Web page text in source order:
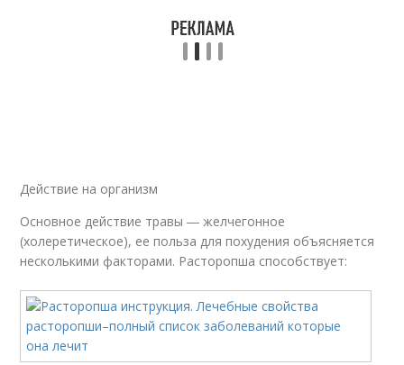
Действие на организм
Основное действие травы ― желчегонное
(холеретическое), ее польза для похудения объясняется
несколькими факторами. Расторопша способствует: